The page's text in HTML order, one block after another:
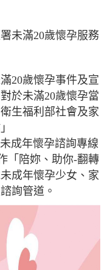
未滿20歲懷孕服務
20歲懷孕事件及宣
於未滿20歲懷孕當
生福利部社會及家
成年懷孕諮詢專線
「陪妳、助你-翻轉
成年懷孕少女、家
詢管道。